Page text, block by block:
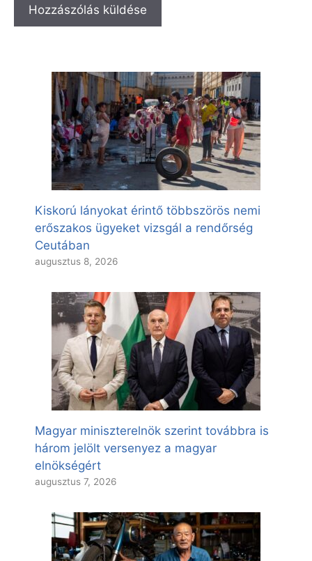
Kiskorú lányokat érintő többszörös nemi
erőszakos ügyeket vizsgál a rendőrség
Ceutában
augusztus 8, 2026
Magyar miniszterelnök szerint továbbra is
három jelölt versenyez a magyar
elnökségért
augusztus 7, 2026